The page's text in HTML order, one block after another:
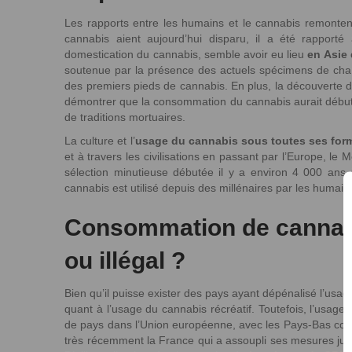
Les rapports entre les humains et le cannabis
cannabis aient aujourd’hui disparu, il a été
domestication du cannabis, semble avoir eu lieuen Asie
soutenue par la présence des actuels spécimens de
des premiers pieds de cannabis. En plus, la découverte
démontrer que la consommation du cannabis aurait
de traditions mortuaires.
La culture et l’usage du cannabis sous toutes ses
et à travers les civilisations en passant par l’Europe, le
sélection minutieuse débutée il y a environ 4 000 ans
cannabis est utilisé depuis des millénaires par les
Consommation de
ou illégal ?
Bien qu’il puisse exister des pays ayant dépénalisé
quant à l’usage du cannabis récréatif. Toutefois,
de pays dans l’Union européenne, avec les Pays-Bas
très récemment la France qui a assoupli ses mesures